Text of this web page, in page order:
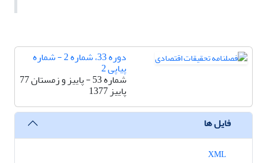
دوره 33، شماره 2 - شماره
پیاپی 2
شماره 53 - پاییز و زمستان 77
پاییز 1377
فایل ها